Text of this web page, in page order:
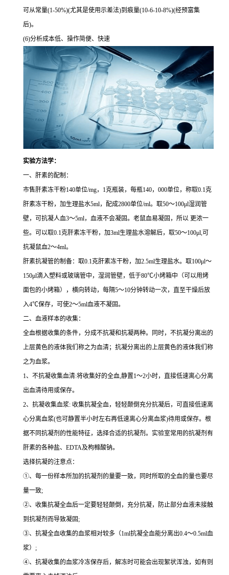
可从常量(1-50%)(尤其是使用示差法)到痕量(10-6-10-8%)(经预富集
后)。
(6)分析成本低、操作简便、快速
实验方法学：
一、肝素的配制：
市售肝素冻干粉140单位/mg，1克瓶装，每瓶140，000单位，称取0.1克
肝素冻干粉，加生理盐水5ml，配成2800单位/ml。取50～100μl湿润管
壁，可抗凝人血3～5ml，血液不会凝固。老鼠血易凝固，所以 更浓一
些。可以取0.1克肝素冻干粉，加3ml生理盐水溶解后，取50～100μl,可
抗凝鼠血2～4ml。
肝素抗凝管的制备：取0.1克肝素冻干粉，加2.5ml生理盐水。取100μl～
150μl滴入塑料或玻璃管中，湿润管壁，低于80℃小烤箱中（可以用烤
面包的小烤箱），横向转动，每隔5～10分钟转动一次，直至干燥后放
入4℃保存，可使2～5ml血液不凝固。
二、血液样本的收集：
全血根据收集的条件，分成不抗凝和抗凝两种。同时，不抗凝分离出的
上层黄色的液体我们称之为血清；抗凝分离出的上层黄色的液体我们称
之为血浆。
1、不抗凝收集血清:将收集好的全血,静置1～2小时，直接低速离心分离
出血清待用或保存。
2、抗凝收集血浆: 收集抗凝全血，轻轻颠倒充分抗凝后，可直接低速离
心分离血浆(也可静置半小时左右再低速离心分离血浆)待用或保存。根
据不同抗凝剂的性能特征，选择合适的抗凝剂。实验室常用的抗凝剂有
肝素的各种盐、EDTA及枸橼酸钠。
选择抗凝的注意点：
①、每一份样本所加的抗凝剂的量要一致，同时所取的全血的量也要尽
量一致;
②、收集抗凝全血后一定要轻轻颠倒，充分抗凝，防止部分血液未接触
到抗凝剂而导致凝固;
③、抗凝全血收集的血浆相对较多（1ml抗凝全血能分离出0.4～0.5ml血
浆）;
④、抗凝收集的血浆冷冻保存后，解冻时可能会出现絮状浑浊，如有则